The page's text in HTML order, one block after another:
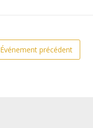
Événement précédent